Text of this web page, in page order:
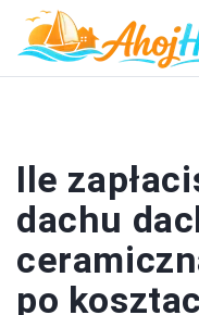
Ile
dachu
po